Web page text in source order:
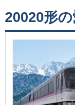
20020形